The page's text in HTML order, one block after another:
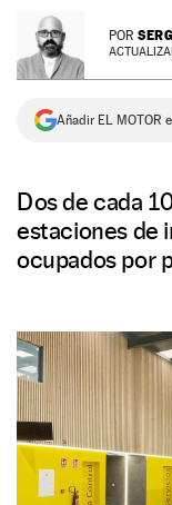
NEWSLETTER POR
Añadir EL MOTOR
Dos de cada
estaciones de
ocupados por